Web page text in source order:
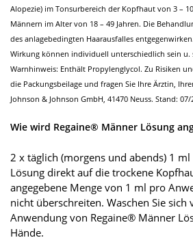
Alopezie) im Tonsurbereich der Kopfhaut von 3 –
Männern im Alter von 18 – 49 Jahren. Die
des anlagebedingten Haarausfalles
Wirkung können individuell unterschiedlich sein u.
Warnhinweis: Enthält Propylenglycol. Zu Risiken
die Packungsbeilage und fragen Sie Ihre Ärztin,
Johnson & Johnson GmbH, 41470 Neuss. Stand: 07/
Wie wird Regaine® Männer Lösung
2 x täglich (morgens und abends) 1
Lösung direkt auf die trockene
angegebene Menge von 1 ml pro
nicht überschreiten. Waschen Sie sich
Anwendung von Regaine® Männer
Hände.